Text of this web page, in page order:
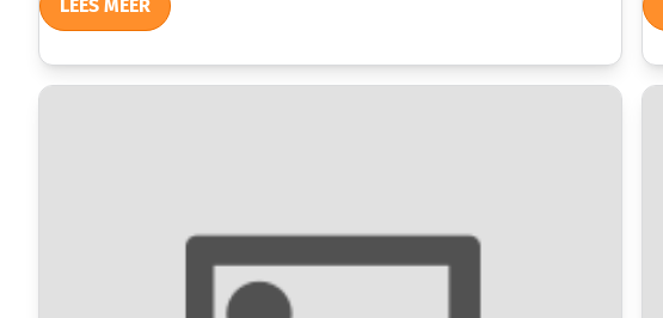
LEES MEER